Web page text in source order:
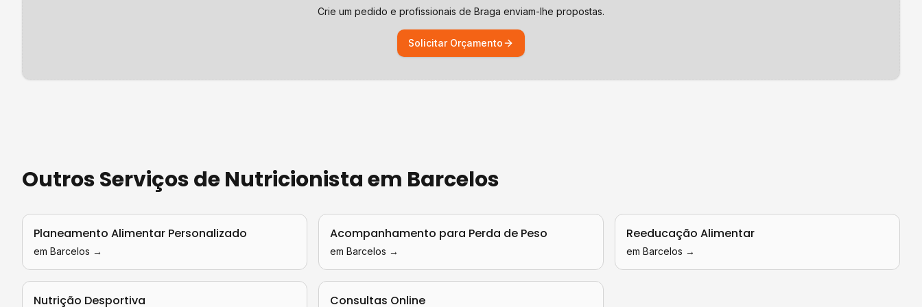
Crie um pedido e profissionais de Braga enviam-lhe propostas.
Solicitar Orçamento
Outros Serviços deNutricionistaem Barcelos
Planeamento Alimentar Personalizado
em Barcelos →
Acompanhamento para Perda de Peso
em Barcelos →
Reeducação Alimentar
em Barcelos →
Nutrição Desportiva Consultas Online